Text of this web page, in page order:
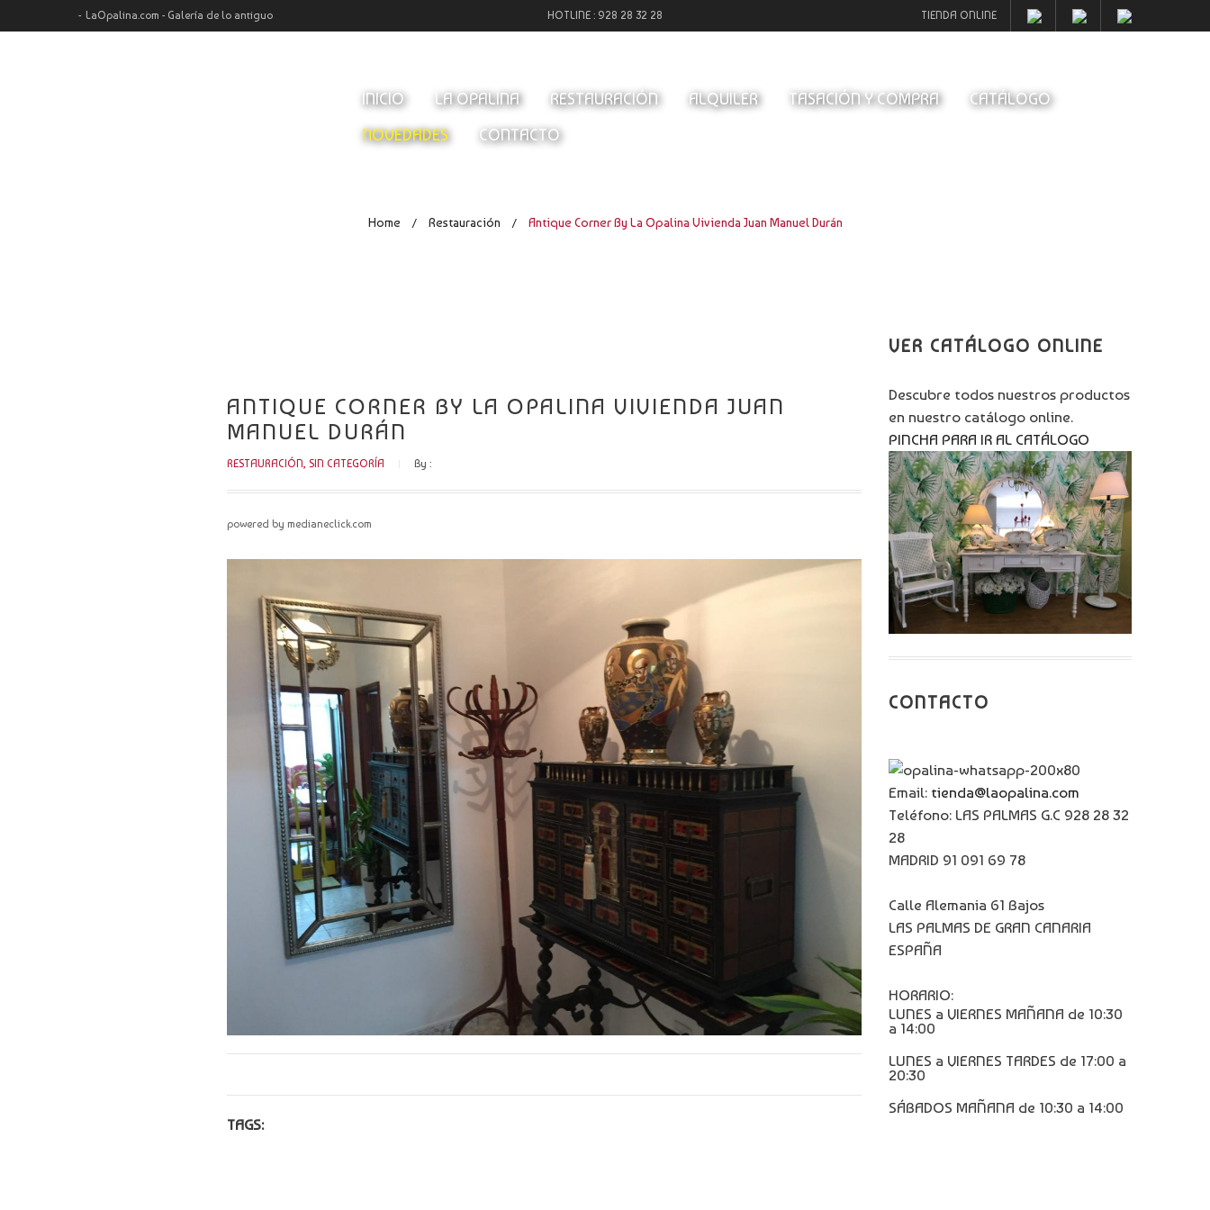
LaOpalina.com - Galería de lo antiguo HOTLINE : 928 28 32 28 TIENDA ONLINE
INICIO LA OPALINA RESTAURACIÓN ALQUILER TASACIÓN Y COMPRA
CATÁLOGO
NOVEDADES
CONTACTO
Home / Restauración / Antique Corner By La Opalina Vivienda Juan Manuel Durán
ANTIQUE CORNER BY LA OPALINA VIVIENDA JUAN
MANUEL DURÁN
RESTAURACIÓN, SIN CATEGORÍA By :
powered by medianeclick.com
TAGS:
VER CATÁLOGO ONLINE
Descubre todos nuestros productos
en nuestro catálogo online.
PINCHA PARA IR AL CATÁLOGO
CONTACTO
Email: tienda@laopalina.com
Teléfono: LAS PALMAS G.C 928 28 32
28
MADRID 91 091 69 78
Calle Alemania 61 Bajos
LAS PALMAS DE GRAN CANARIA
ESPAÑA
HORARIO:
LUNES a VIERNES MAÑANA de 10:30
a 14:00
LUNES a VIERNES TARDES de 17:00 a
20:30
SÁBADOS MAÑANA de 10:30 a 14:00